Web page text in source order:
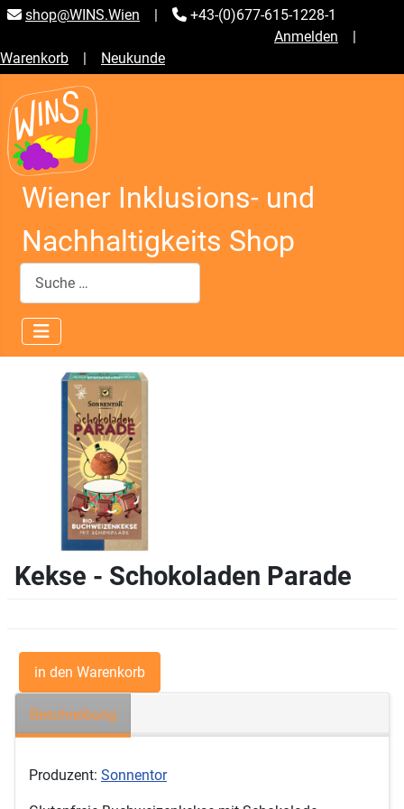
shop@WINS.Wien |
+43-(0)677-615-1228-1
Anmelden |
Warenkorb | Neukunde
Wiener Inklusions- und
Nachhaltigkeits Shop
Suchen
Kekse - Schokoladen Parade
Beschreibung
Produzent: Sonnentor